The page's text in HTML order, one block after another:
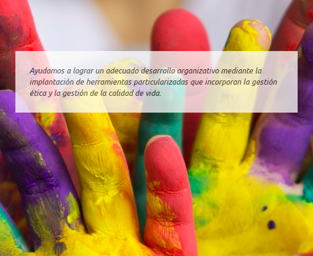
Ayudamos a lograr un adecuado desarrollo organizativo mediante la
implantación de herramientas particularizadas que incorporan la gestión
ética y la gestión de la calidad de vida.